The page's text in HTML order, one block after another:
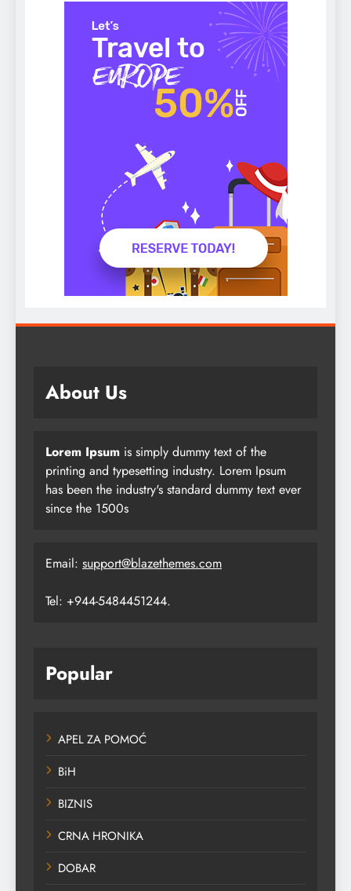
About Us
Lorem Ipsum is simply dummy text of the
printing and typesetting industry. Lorem Ipsum
has been the industry's standard dummy text ever
since the 1500s
Email: support@blazethemes.com
Tel: +944-5484451244.
Popular
APEL ZA POMOĆ
BiH
BIZNIS
CRNA HRONIKA
DOBAR